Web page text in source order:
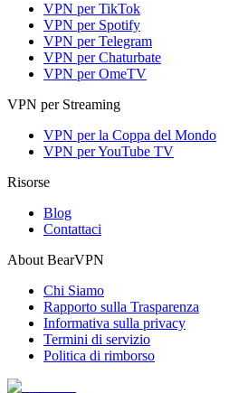
VPN per TikTok
VPN per Spotify
VPN per Telegram
VPN per Chaturbate
VPN per OmeTV
VPN per Streaming
VPN per la Coppa del Mondo
VPN per YouTube TV
Risorse
Blog
Contattaci
About BearVPN
Chi Siamo
Rapporto sulla Trasparenza
Informativa sulla privacy
Termini di servizio
Politica di rimborso